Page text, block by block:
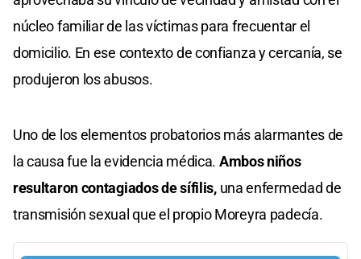
núcleo familiar de las víctimas para frecuentar el
domicilio. En ese contexto de confianza y cercanía, se
produjeron los abusos.
Uno de los elementos probatorios más alarmantes de
la causa fue la evidencia médica. Ambos niños
resultaron contagiados de sífilis,una enfermedad de
transmisión sexual que el propio Moreyra padecía.